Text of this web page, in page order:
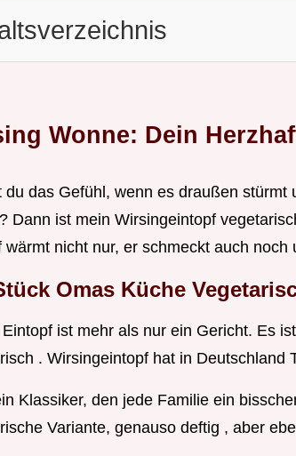
Wonne: Dein
du das Gefühl, wenn es draußen
Dann ist mein Wirsingeintopf
wärmt nicht nur, er schmeckt auch noch
Omas Küche
ist mehr als nur ein Gericht. Es
. Wirsingeintopf hat in Deutschland
Klassiker, den jede Familie ein
Variante, genauso deftig , aber